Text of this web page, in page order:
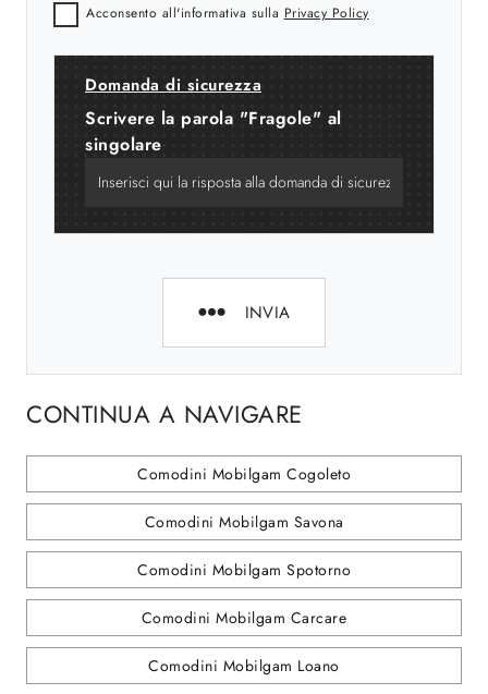
Acconsento all'informativa sulla Privacy Policy
Domanda di sicurezza
Scrivere la parola "Fragole" al
singolare
INVIA
CONTINUA A NAVIGARE
Comodini Mobilgam Cogoleto
Comodini Mobilgam Savona
Comodini Mobilgam Spotorno
Comodini Mobilgam Carcare
Comodini Mobilgam Loano